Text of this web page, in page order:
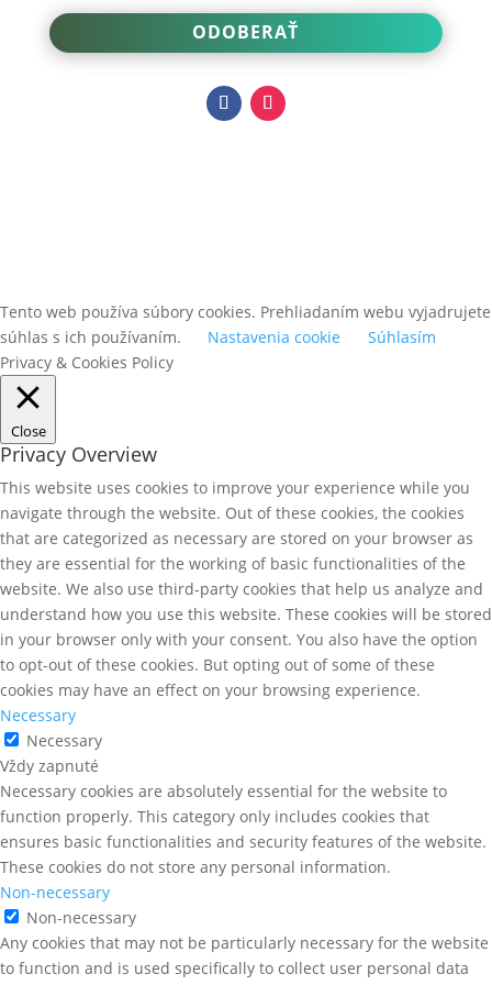
ODOBERAŤ
Tento web používa súbory cookies. Prehliadaním webu vyjadrujete
súhlas s ich používaním.
Nastavenia cookie
Súhlasím
Privacy & Cookies Policy
Close
Privacy Overview
This website uses cookies to improve your experience while you
navigate through the website. Out of these cookies, the cookies
that are categorized as necessary are stored on your browser as
they are essential for the working of basic functionalities of the
website. We also use third-party cookies that help us analyze and
understand how you use this website. These cookies will be stored
in your browser only with your consent. You also have the option
to opt-out of these cookies. But opting out of some of these
cookies may have an effect on your browsing experience.
Necessary
Necessary
Vždy zapnuté
Necessary cookies are absolutely essential for the website to
function properly. This category only includes cookies that
ensures basic functionalities and security features of the website.
These cookies do not store any personal information.
Non-necessary
Non-necessary
Any cookies that may not be particularly necessary for the website
to function and is used specifically to collect user personal data